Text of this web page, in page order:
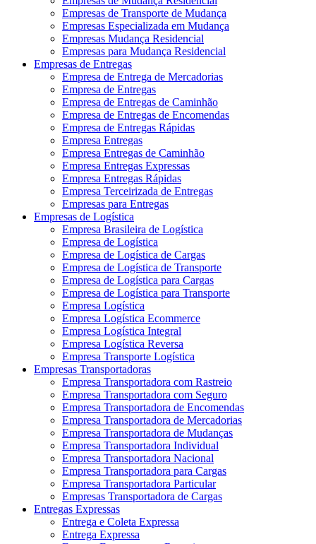
Empresas de Transporte de Mudança
Empresas Especializada em Mudança
Empresas Mudança Residencial
Empresas para Mudança Residencial
Empresas de Entregas
Empresa de Entrega de Mercadorias
Empresa de Entregas
Empresa de Entregas de Caminhão
Empresa de Entregas de Encomendas
Empresa de Entregas Rápidas
Empresa Entregas
Empresa Entregas de Caminhão
Empresa Entregas Expressas
Empresa Entregas Rápidas
Empresa Terceirizada de Entregas
Empresas para Entregas
Empresas de Logística
Empresa Brasileira de Logística
Empresa de Logística
Empresa de Logística de Cargas
Empresa de Logística de Transporte
Empresa de Logística para Cargas
Empresa de Logística para Transporte
Empresa Logística
Empresa Logística Ecommerce
Empresa Logística Integral
Empresa Logística Reversa
Empresa Transporte Logística
Empresas Transportadoras
Empresa Transportadora com Rastreio
Empresa Transportadora com Seguro
Empresa Transportadora de Encomendas
Empresa Transportadora de Mercadorias
Empresa Transportadora de Mudanças
Empresa Transportadora Individual
Empresa Transportadora Nacional
Empresa Transportadora para Cargas
Empresa Transportadora Particular
Empresas Transportadora de Cargas
Entregas Expressas
Entrega e Coleta Expressa
Entrega Expressa